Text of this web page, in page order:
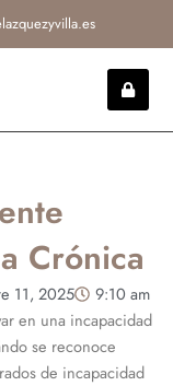
Crónica
11, 2025
9:10 am
en una incapacidad
se reconoce
de incapacidad